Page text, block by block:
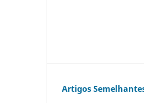
Artigos